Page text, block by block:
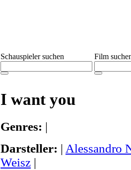
Schauspieler suchen Film
I want you
Genres: |
Darsteller: | Alessandro
Weisz |